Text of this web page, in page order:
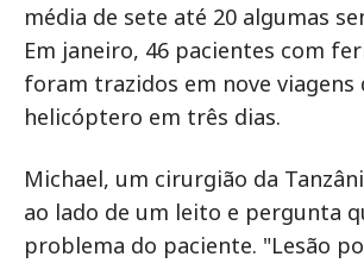
média de sete até 20 algumas
Em janeiro, 46 pacientes com
foram trazidos em nove viagens
helicóptero em três dias.
Michael, um cirurgião da
ao lado de um leito e pergunta
problema do paciente. "Lesão